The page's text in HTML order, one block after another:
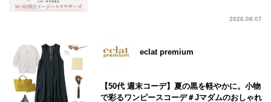
2026.08.07
eclat premium
【50代 週末コーデ】夏の黒を軽やかに。小物
で彩るワンピースコーデ＃Jマダムのおしゃれ